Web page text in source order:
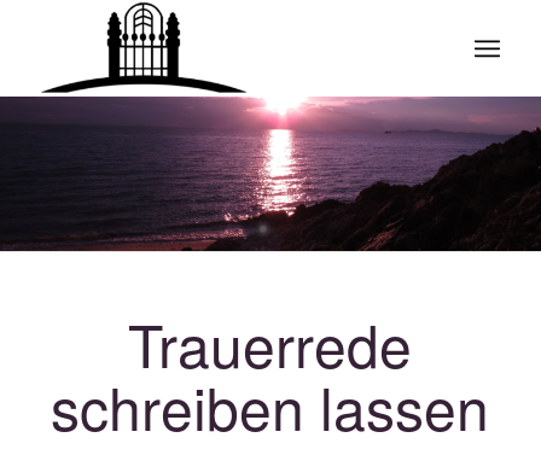
Trauerrede
schreiben lassen